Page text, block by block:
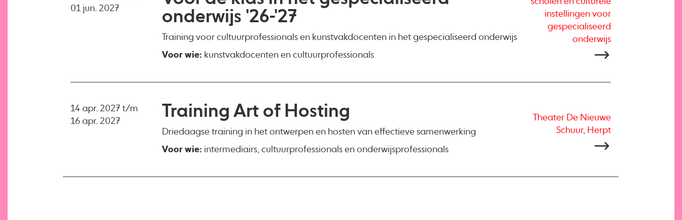
onderwijs '26-'27
Training voor cultuurprofessionals en kunstvakdocenten in het gespecialiseerd onderwijs
Voor wie: kunstvakdocenten en cultuurprofessionals
01 jun. 2027
instellingen voor
gespecialiseerd
onderwijs
Training Art of Hosting
Driedaagse training in het ontwerpen en hosten van effectieve samenwerking
Voor wie: intermediairs, cultuurprofessionals en onderwijsprofessionals
14 apr. 2027 t/m
16 apr. 2027
Theater De Nieuwe
Schuur, Herpt